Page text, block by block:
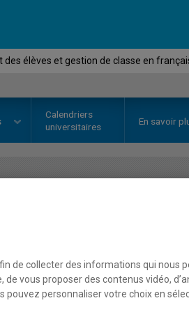
des élèves et gestion de classe en
Calendriers
universitaires
En savoir
Pratique
et gestion de
seconde en
de collecter des informations qui nous
vous proposer des contenus vidéo,
pouvez personnaliser votre choix en